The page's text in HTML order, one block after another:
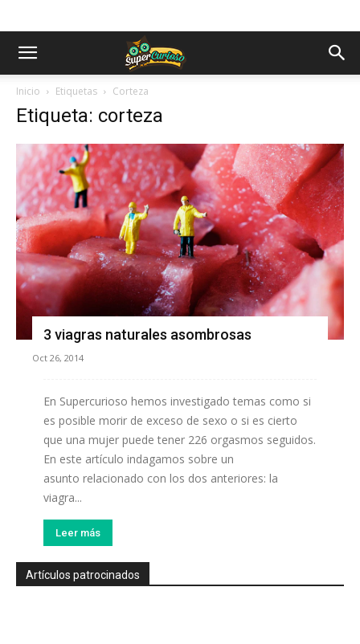
Inicio Etiquetas Corteza
Etiqueta: corteza
3 viagras naturales asombrosas
Oct 26, 2014
En Supercurioso hemos investigado temas como si
es posible morir de exceso de sexo o si es cierto
que una mujer puede tener 226 orgasmos seguidos.
En este artículo indagamos sobre un
asunto relacionado con los dos anteriores: la
viagra...
Leer más
Artículos patrocinados